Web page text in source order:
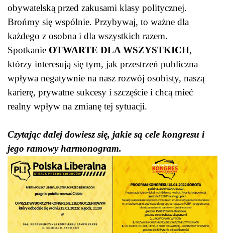
obywatelską przed zakusami klasy politycznej.
Brońmy się wspólnie. Przybywaj, to ważne dla
każdego z osobna i dla wszystkich razem.
Spotkanie OTWARTE DLA WSZYSTKICH,
którzy interesują się tym, jak przestrzeń publiczna
wpływa negatywnie na nasz rozwój osobisty, naszą
karierę, prywatne sukcesy i szczęście i chcą mieć
realny wpływ na zmianę tej sytuacji.
Czytając dalej dowiesz się, jakie są cele kongresu i
jego ramowy harmonogram.